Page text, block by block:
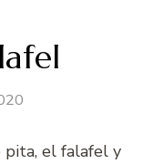
pita, el falafel y